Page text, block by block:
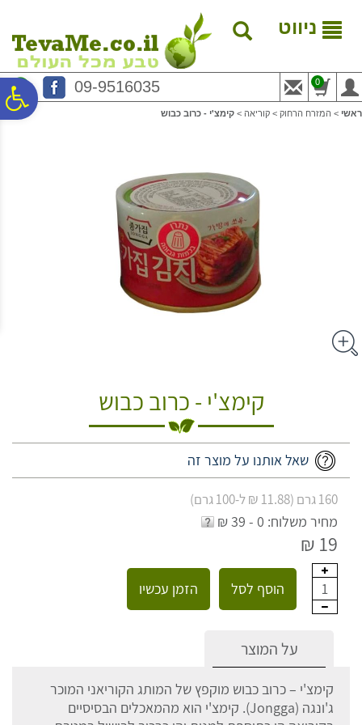
נגישות
המרכזי
ניווט
09-9516035 0
ראשי > המזרח הרחוק > קוריאה > קימצ'י - כרוב כבוש
קימצ'י - כרוב כבוש
שאל אותנו על מוצר זה
160 גרם (11.88 ₪ ל-100 גרם)
מחיר משלוח: 0 - 39 ₪
19 ₪
1 הוסף לסל הזמן עכשיו
על המוצר
קימצ'י – כרוב כבוש מוקפץ של המותג הקוריאני המוכר
ג'ונגה (Jongga). קימצ'י הוא מהמאכלים הבסיסיים